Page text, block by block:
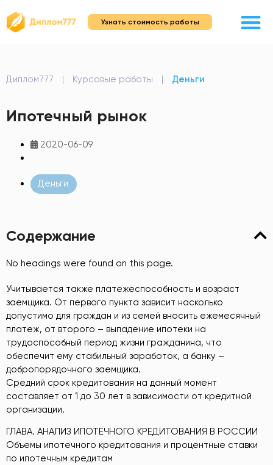
Узнать стоимость работы
Диплом777 | Курсовые работы | Деньги
Ипотечный рынок
2020-06-09
Деньги
Содержание
No headings were found on this page.
Учитывается также платежеспособность и возраст
заемщика. От первого пункта зависит насколько
допустимо для граждан и из семей вносить ежемесячный
платеж, от второго – выпадение ипотеки на
трудоспособный период жизни гражданина, что
обеспечит ему стабильный заработок, а банку –
добропорядочного заемщика.
Средний срок кредитования на данный момент
составляет от 1 до 30 лет в зависимости от кредитной
организации.
ГЛАВА. АНАЛИЗ ИПОТЕЧНОГО КРЕДИТОВАНИЯ В РОССИИ
Объемы ипотечного кредитования и процентные ставки
по ипотечным кредитам